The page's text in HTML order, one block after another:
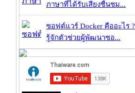
ภาษาที่ได้รับเสียงชื่นชม...
ซอฟต์แวร์ Docker คืออะไร ?
รู้จักตัวช่วยผู้พัฒนาซอ...